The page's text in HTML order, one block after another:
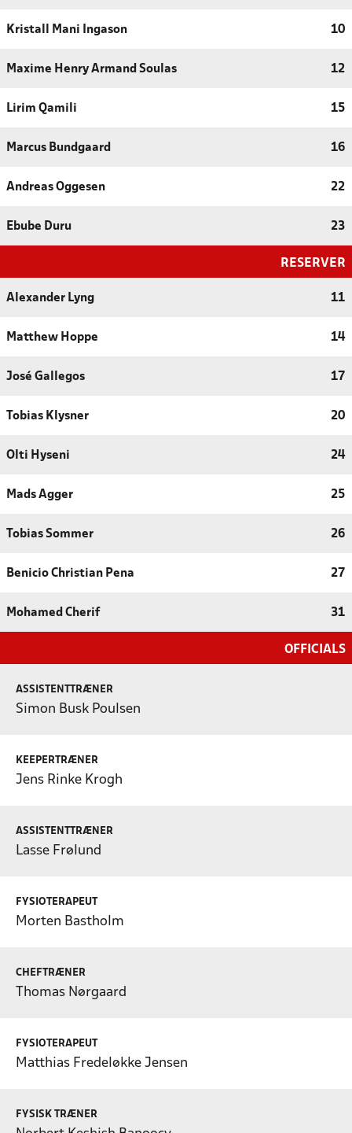
Kristall Mani Ingason 10
Maxime Henry Armand Soulas 12
Lirim Qamili 15
Marcus Bundgaard 16
Andreas Oggesen 22
Ebube Duru 23
RESERVER
Alexander Lyng 11
Matthew Hoppe 14
José Gallegos 17
Tobias Klysner 20
Olti Hyseni 24
Mads Agger 25
Tobias Sommer 26
Benicio Christian Pena 27
Mohamed Cherif 31
OFFICIALS
ASSISTENTTRÆNER
Simon Busk Poulsen
KEEPERTRÆNER
Jens Rinke Krogh
ASSISTENTTRÆNER
Lasse Frølund
FYSIOTERAPEUT
Morten Bastholm
CHEFTRÆNER
Thomas Nørgaard
FYSIOTERAPEUT
Matthias Fredeløkke Jensen
FYSISK TRÆNER